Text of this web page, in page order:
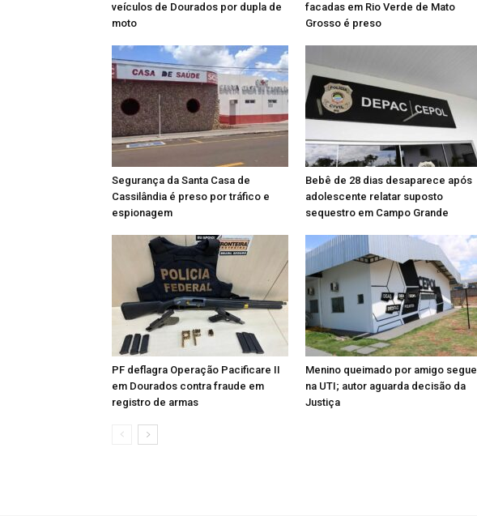
veículos de Dourados por dupla de
moto
facadas em Rio Verde de Mato
Grosso é preso
Segurança da Santa Casa de
Cassilândia é preso por tráfico e
espionagem
Bebê de 28 dias desaparece após
adolescente relatar suposto
sequestro em Campo Grande
PF deflagra Operação Pacificare II
em Dourados contra fraude em
registro de armas
Menino queimado por amigo segue
na UTI; autor aguarda decisão da
Justiça